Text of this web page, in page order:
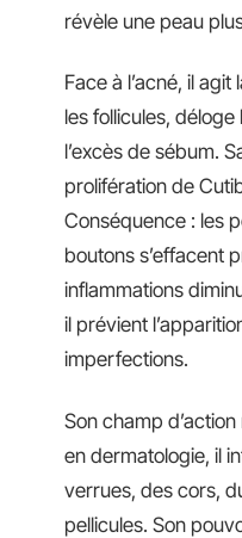
révèle une peau
Face à l’acné, il agit
les follicules,
l’excès de sébum.
prolifération de
Conséquence : les
boutons s’effacent
inflammations
il prévient
imperfections.
Son champ d’action
en dermatologie, il
verrues, des cors,
pellicules. Son